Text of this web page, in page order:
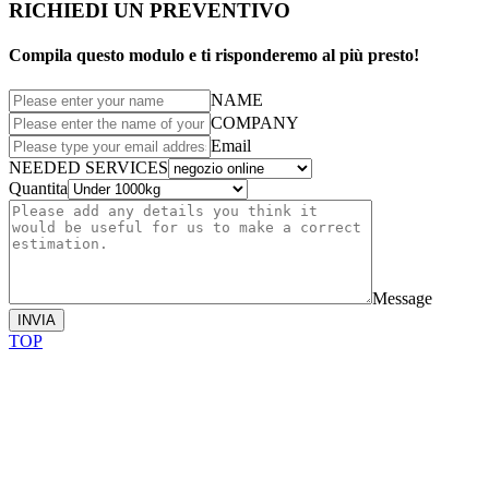
RICHIEDI UN PREVENTIVO
Compila questo modulo e ti risponderemo al più presto!
NAME
COMPANY
Email
NEEDED SERVICES
Quantita
Message
INVIA
TOP